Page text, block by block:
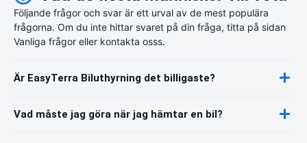
Följande frågor och svar är ett urval av de mest populära
frågorna. Om du inte hittar svaret på din fråga, titta på sidan
Vanliga frågor eller kontakta osss.
Är EasyTerra Biluthyrning det billigaste?
Vad måste jag göra när jag hämtar en bil?